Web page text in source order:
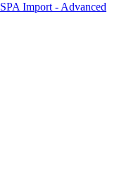
SPA Import - Advanced